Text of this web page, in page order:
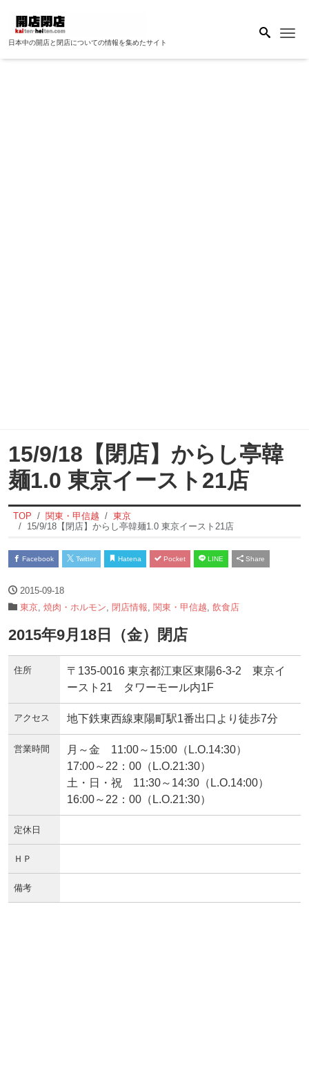
日本中の開店と閉店についての情報を集めたサイト
15/9/18【閉店】からし亭韓
麺1.0 東京イースト21店
TOP 関東・甲信越
東京
15/9/18【閉店】からし亭韓麺1.0 東京イースト21店
Facebook Twitter Hatena Pocket LINE Share
2015-09-18
東京 焼肉・ホルモン 閉店情報 関東・甲信越 飲食店
2015年9月18日（金）閉店
住所
〒135-0016 東京都江東区東陽6-3-2 東京イ
ースト21 タワーモール内1F
アクセス 地下鉄東西線東陽町駅1番出口より徒歩7分
営業時間
月～金 11:00～15:00（L.O.14:30）
17:00～22：00（L.O.21:30）
土・日・祝 11:30～14:30（L.O.14:00）
16:00～22：00（L.O.21:30）
定休日
ＨＰ
備考